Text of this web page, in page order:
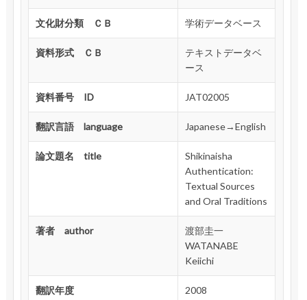
文化財分類 ＣＢ 学術データベース
資料形式 ＣＢ
テキストデータベ
ース
資料番号 ID JAT02005
翻訳言語 language Japanese→English
論文題名 title
Shikinaisha
Authentication:
Textual Sources
and Oral Traditions
著者 author
渡部圭一
WATANABE
Keiichi
翻訳年度 2008